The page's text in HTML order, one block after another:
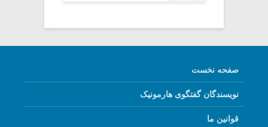
صفحه نخست
نویسندگان گفتگوی هارمونیک
قوانین ما